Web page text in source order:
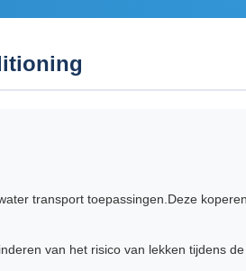
transport toepassingen.Deze
van het risico van lekken tijdens